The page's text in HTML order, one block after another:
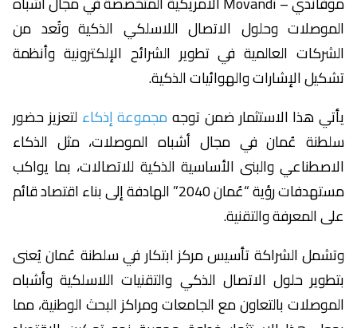
الموصلات وحلول الاتصال اللاسلكي الذكية وتُعد من
الشركات العالمية في تطوير الشرائح الإلكترونية وأنظمة
تشكيل الإشارات والهوائيات الذكية.
يأتي هذا الاستثمار ضمن توجه مجموعة إذكاء لتعزيز حضور
سلطنة عُمان في مجال أشباه الموصلات، مثل الذكاء
الاصطناعي والبنى الأساسية الذكية للاتصالات، بما يواكب
مستهدفات رؤية “عُمان 2040” الهادفة إلى بناء اقتصاد قائم
على المعرفة والتقنية.
وتشمل الشراكة تأسيس مركز ابتكار في سلطنة عُمان يُعنى
بتطوير حلول الاتصال الذكي والتقنيات اللاسلكية وأشباه
الموصلات بالتعاون مع الجامعات ومراكز البحث الوطنية، مما